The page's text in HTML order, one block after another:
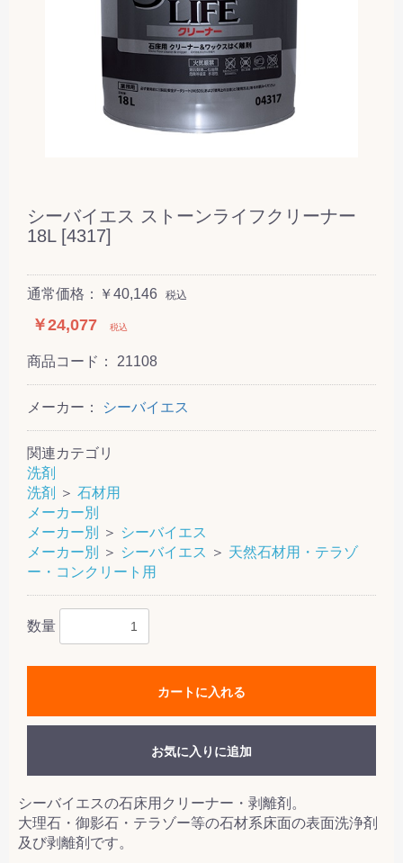
シーバイエス ストーンライフクリーナー
18L [4317]
通常価格：￥40,146 税込
￥24,077 税込
商品コード： 21108
メーカー： シーバイエス
関連カテゴリ
洗剤
洗剤
＞ 石材用
メーカー別
メーカー別
＞ シーバイエス
メーカー別
＞ シーバイエス ＞ 天然石材用・テラゾ
ー・コンクリート用
数量
カートに入れる
お気に入りに追加
シーバイエスの石床用クリーナー・剥離剤。
大理石・御影石・テラゾー等の石材系床面の表面洗浄剤
及び剥離剤です。